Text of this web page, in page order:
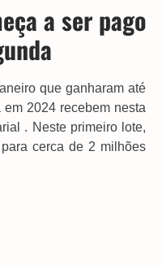
a ser pago
que ganharam até
2024 recebem nesta
. Neste primeiro lote,
cerca de 2 milhões